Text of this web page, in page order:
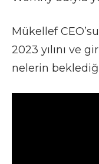
Mükellef CEO’su
2023 yılını ve
nelerin